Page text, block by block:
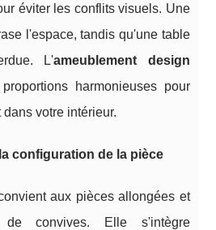
éviter les conflits visuels. Une
l'espace, tandis qu'une table
L'ameublement design
harmonieuses pour
votre intérieur.
configuration de la pièce
aux pièces allongées et
convives. Elle s'intègre